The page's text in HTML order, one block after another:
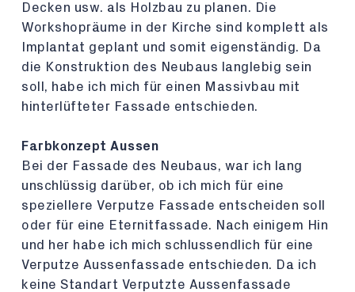
Decken usw. als Holzbau zu planen. Die
Workshopräume in der Kirche sind komplett als
Implantat geplant und somit eigenständig. Da
die Konstruktion des Neubaus langlebig sein
soll, habe ich mich für einen Massivbau mit
hinterlüfteter Fassade entschieden.
Farbkonzept Aussen
Bei der Fassade des Neubaus, war ich lang
unschlüssig darüber, ob ich mich für eine
speziellere Verputze Fassade entscheiden soll
oder für eine Eternitfassade. Nach einigem Hin
und her habe ich mich schlussendlich für eine
Verputze Aussenfassade entschieden. Da ich
keine Standart Verputzte Aussenfassade